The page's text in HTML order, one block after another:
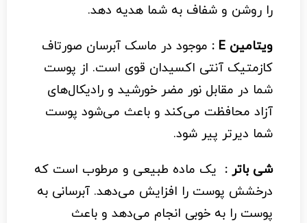
را روشن و شفاف به شما هدیه دهد.
ویتامین E :
موجود در ماسک آبرسان صورتاف
کازمتیک آنتی اکسیدان قوی است. از پوست
شما در مقابل نور مضر خورشید و رادیکال‌های
آزاد محافظت می‌کند و باعث می‌شود پوست
شما دیرتر پیر شود.
شی باتر : یک ماده طبیعی و مرطوب است که
درخشش پوست را افزایش می‌دهد. آبرسانی به
پوست را به خوبی انجام می‌دهد و باعث